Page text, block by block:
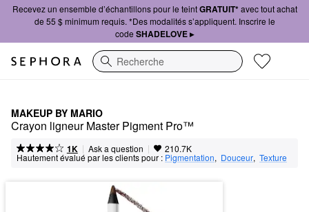
Recevez un ensemble d’échantillons pour le teintGRATUIT*avec tout achat
de 55 $ minimum requis. *Des modalités s’appliquent. Inscrire le
code SHADELOVE ▸
Recherche
MAKEUP BY MARIO
Crayon ligneur Master Pigment Pro™
1K | Ask a question | 210.7K
Hautement évalué par les clients pour : Pigmentation, Douceur, Texture